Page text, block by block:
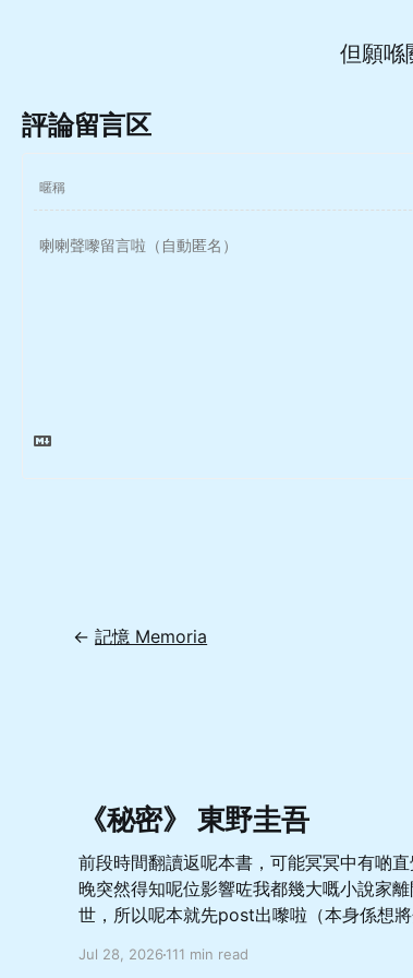
但願喺
評論留言区
←記憶 Memoria
《秘密》 東野圭吾
前段時間翻讀返呢本書，可能冥冥中有啲
晚突然得知呢位影響咗我都幾大嘅小說家離
世，所以呢本就先post出嚟啦（本身係想將
Jul 28, 2026 111 min read